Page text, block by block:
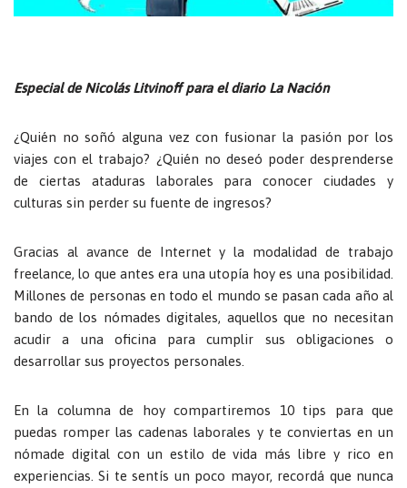
Especial de Nicolás Litvinoff para el diario La Nación
¿Quién no soñó alguna vez con fusionar la pasión por los
viajes con el trabajo? ¿Quién no deseó poder desprenderse
de ciertas ataduras laborales para conocer ciudades y
culturas sin perder su fuente de ingresos?
Gracias al avance de Internet y la modalidad de trabajo
freelance, lo que antes era una utopía hoy es una posibilidad.
Millones de personas en todo el mundo se pasan cada año al
bando de los nómades digitales, aquellos que no necesitan
acudir a una oficina para cumplir sus obligaciones o
desarrollar sus proyectos personales.
En la columna de hoy compartiremos 10 tips para que
puedas romper las cadenas laborales y te conviertas en un
nómade digital con un estilo de vida más libre y rico en
experiencias. Si te sentís un poco mayor, recordá que nunca